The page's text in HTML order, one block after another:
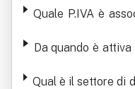
Quale P.IVA è
Da quando è
Qual è il settore di